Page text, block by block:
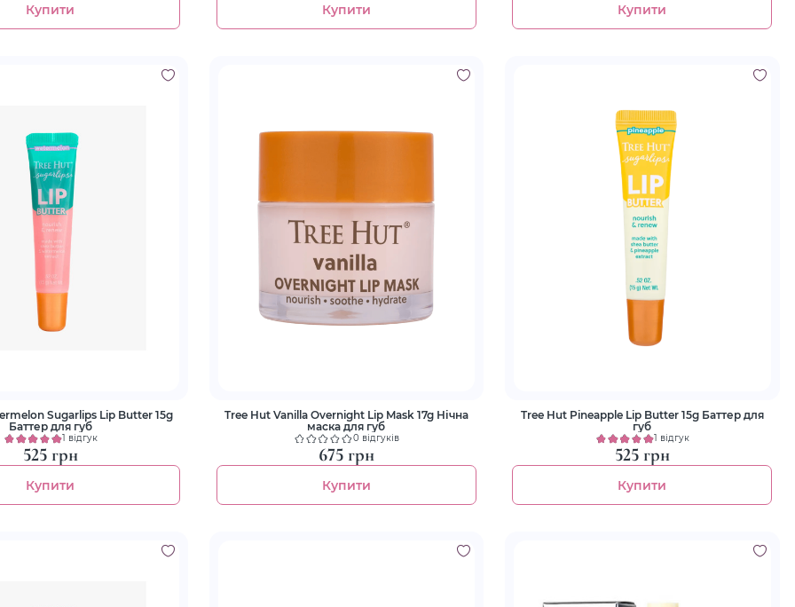
Купити Купити Купити
Sugarlips Lip Butter 15g
Баттер для губ
1 відгук
525 грн
Купити
Tree Hut Vanilla Overnight Lip Mask 17g Нічна
маска для губ
0 відгуків
675 грн
Купити
Tree Hut Pineapple Lip Butter 15g Баттер для
губ
1 відгук
525 грн
Купити